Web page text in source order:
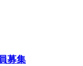
募集